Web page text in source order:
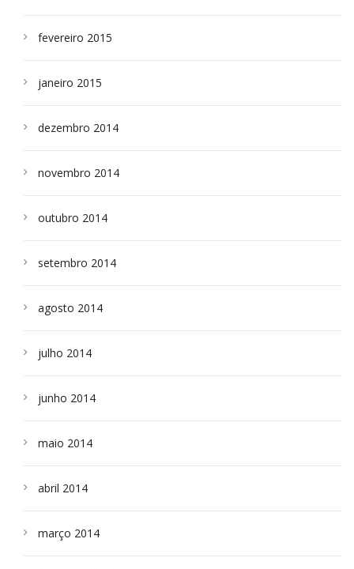
fevereiro 2015
janeiro 2015
dezembro 2014
novembro 2014
outubro 2014
setembro 2014
agosto 2014
julho 2014
junho 2014
maio 2014
abril 2014
março 2014